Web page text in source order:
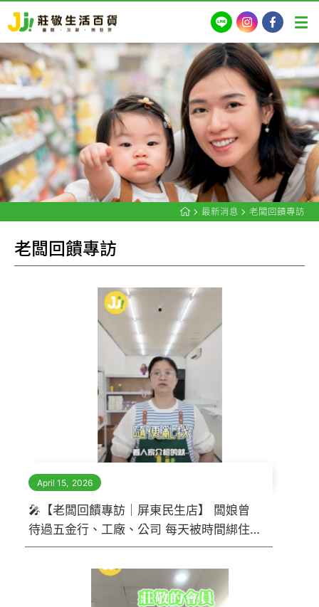
LINE InstagramFacebook
最新消息 老闆回饋專訪
老闆 回饋專訪
April 15, 2026
🎤【老闆回饋專訪｜屏東民生店】 闆娘曾
待過五金行、工廠、公司 每天被時間綁住
⏰ 直到某天滑手機看到我們 沒有多想——
只因一句話 她決定加盟。